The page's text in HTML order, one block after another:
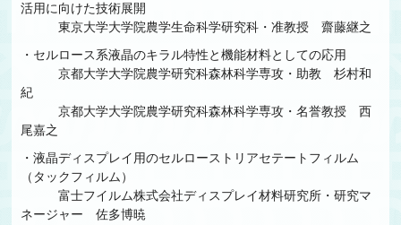
活用に向けた技術展開
東京大学大学院農学生命科学研究科・准教授 齋藤継之
・セルロース系液晶のキラル特性と機能材料としての応用
京都大学大学院農学研究科森林科学専攻・助教 杉村和
紀
京都大学大学院農学研究科森林科学専攻・名誉教授 西
尾嘉之
・液晶ディスプレイ用のセルローストリアセテートフィルム
（タックフィルム）
富士フイルム株式会社ディスプレイ材料研究所・研究マ
ネージャー 佐多博暁